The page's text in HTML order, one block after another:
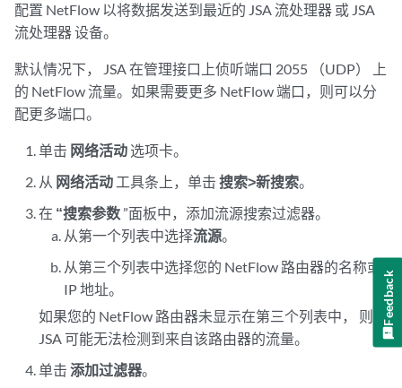
配置 NetFlow 以将数据发送到最近的 JSA 流处理器 或 JSA
流处理器设备。
默认情况下， JSA在管理接口上侦听端口 2055 （UDP） 上
的 NetFlow流量。如果需要更多 NetFlow端口，则可以分
配更多端口。
单击 网络活动 选项卡。
从 网络活动 工具条上，单击搜索>新搜索。
在 “搜索参数 ”面板中，添加流源搜索过滤器。
从第一个列表中选择流源。
从第三个列表中选择您的 NetFlow路由器的名称或
IP 地址。
如果您的 NetFlow 路由器未显示在第三个列表中， 则
JSA 可能无法检测到来自该路由器的流量。
单击添加过滤器。
Feedback